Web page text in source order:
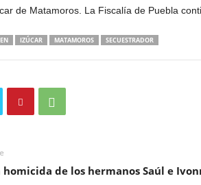
de Matamoros. La Fiscalía de Puebla
IZÚCAR MATAMOROS SECUESTRADOR
de los hermanos Saúl e